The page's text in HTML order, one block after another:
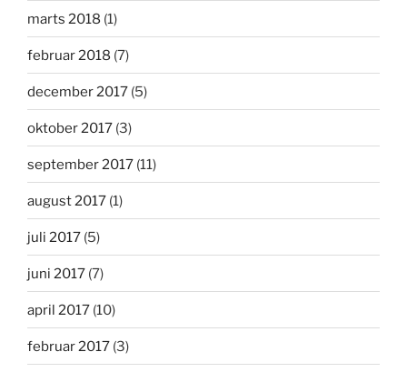
marts 2018 (1)
februar 2018 (7)
december 2017 (5)
oktober 2017 (3)
september 2017 (11)
august 2017 (1)
juli 2017 (5)
juni 2017 (7)
april 2017 (10)
februar 2017 (3)